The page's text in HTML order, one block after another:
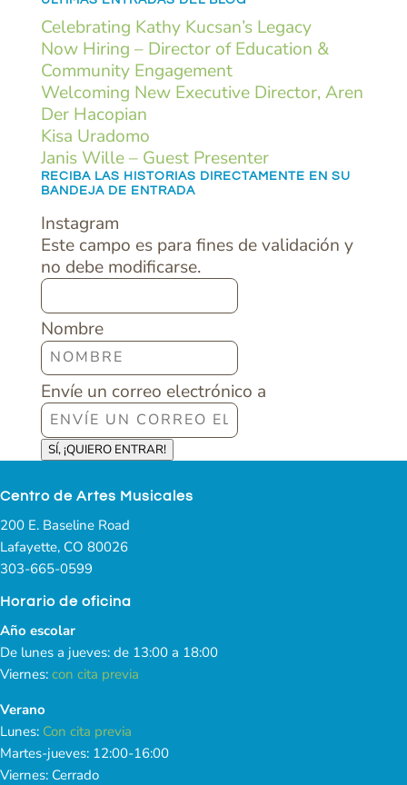
Celebrating Kathy Kucsan’s Legacy
Now Hiring – Director of Education &
Community Engagement
Welcoming New Executive Director, Aren
Der Hacopian
Kisa Uradomo
Janis Wille – Guest Presenter
RECIBA LAS HISTORIAS DIRECTAMENTE EN SU
BANDEJA DE ENTRADA
Instagram
Este campo es para fines de validación y
no debe modificarse.
Nombre
Envíe un correo electrónico a
SÍ, ¡QUIERO ENTRAR!
Centro de Artes Musicales
200 E. Baseline Road
Lafayette, CO 80026
303-665-0599
Horario de oficina
Año escolar
De lunes a jueves: de 13:00 a 18:00
Viernes: con cita previa
Verano
Lunes: Con cita previa
Martes-jueves: 12:00-16:00
Viernes: Cerrado